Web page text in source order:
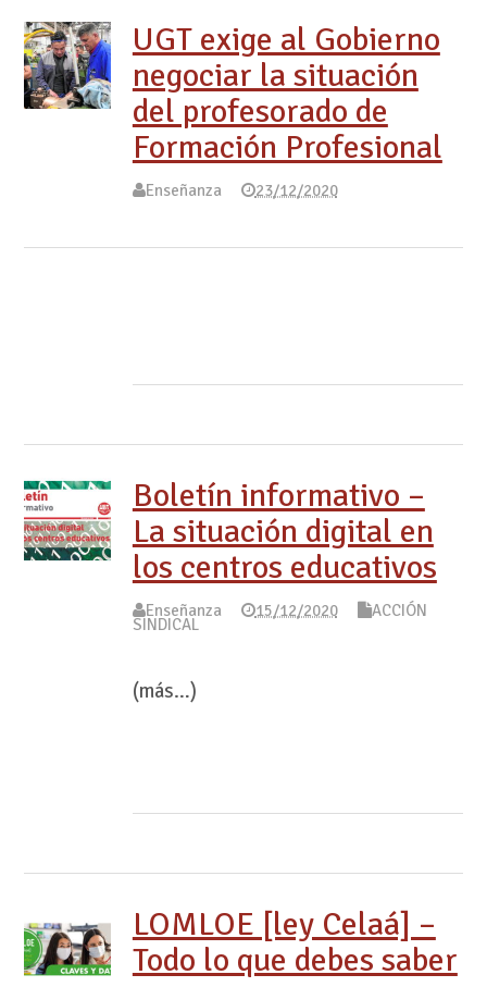
UGT exige al Gobierno
negociar la situación
del profesorado de
Formación Profesional
Enseñanza 23/12/2020
Boletín informativo –
La situación digital en
los centros educativos
Enseñanza 15/12/2020 ACCIÓN
SINDICAL
(más…)
LOMLOE [ley Celaá] –
Todo lo que debes saber